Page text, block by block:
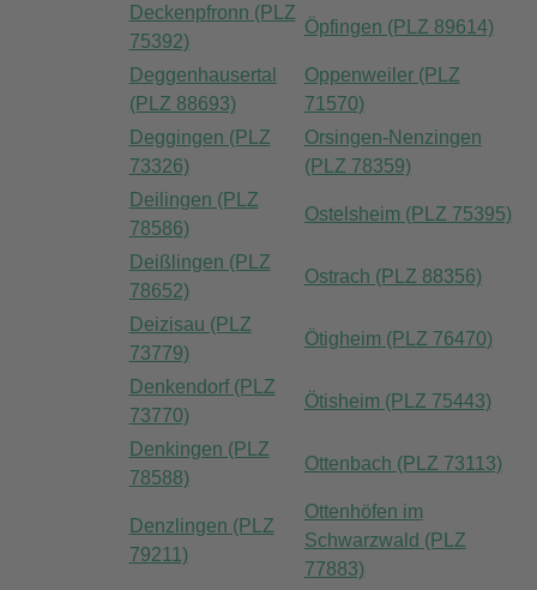
Deckenpfronn (PLZ
75392)
Öpfingen (PLZ 89614)
Deggenhausertal
(PLZ 88693)
Oppenweiler (PLZ
71570)
Deggingen (PLZ
73326)
Orsingen-Nenzingen
(PLZ 78359)
Deilingen (PLZ
78586)
Ostelsheim (PLZ 75395)
Deißlingen (PLZ
78652)
Ostrach (PLZ 88356)
Deizisau (PLZ
73779)
Ötigheim (PLZ 76470)
Denkendorf (PLZ
73770)
Ötisheim (PLZ 75443)
Denkingen (PLZ
78588)
Ottenbach (PLZ 73113)
Denzlingen (PLZ
79211)
Ottenhöfen im
Schwarzwald (PLZ
77883)